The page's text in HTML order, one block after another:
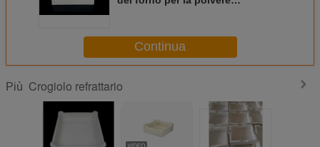
Continua
Più Crogiolo refrattario